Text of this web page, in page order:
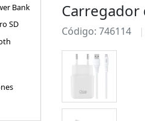
Bank
SD
Carregador
Código: 746114